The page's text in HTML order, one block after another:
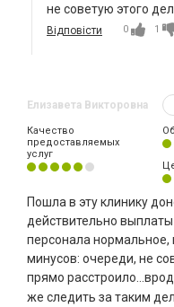
не советую этого
Відповісти 0 1
Елизавета Викторовна
Качество
предоставляемых
услуг
Пошла в эту клинику
действительно
персонала нормальное,
минусов: очереди, не
прямо
же следить за таким